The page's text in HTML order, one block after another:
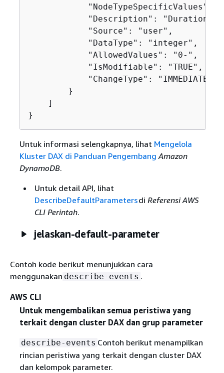
"NodeTypeSpecificValues":
"Description": "Duration
            "Source": "user",
            "DataType": "integer",
            "AllowedValues": "0-",
            "IsModifiable": "TRUE",
            "ChangeType": "IMMEDIATE"
        }
    ]
}
Untuk informasi selengkapnya, lihat Mengelola
Kluster DAX di Panduan Pengembang Amazon
DynamoDB.
Untuk detail API, lihat
DescribeDefaultParametersdi Referensi AWS
CLI Perintah.
jelaskan-default-parameter
Contoh kode berikut menunjukkan cara
menggunakan describe-events .
AWS CLI
Untuk mengembalikan semua peristiwa yang
terkait dengan cluster DAX dan grup parameter
describe-events Contoh berikut menampilkan
rincian peristiwa yang terkait dengan cluster DAX
dan kelompok parameter.